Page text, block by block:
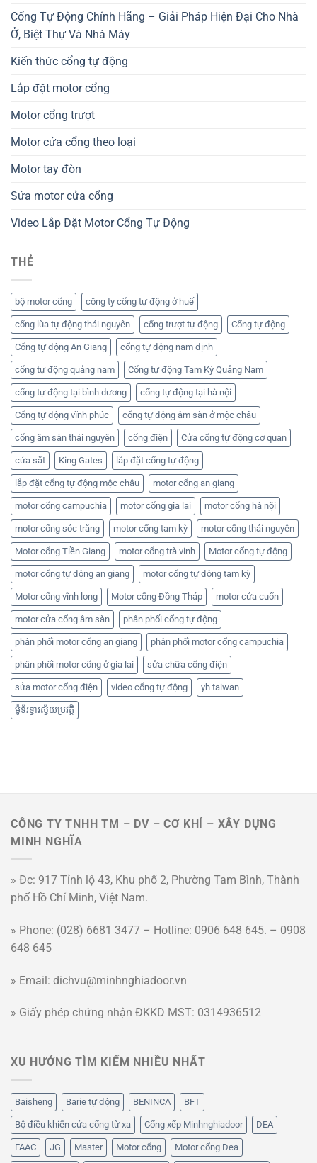
Cổng Tự Động Chính Hãng – Giải Pháp Hiện Đại Cho Nhà
Ở, Biệt Thự Và Nhà Máy
Kiến thức cổng tự động
Lắp đặt motor cổng
Motor cổng trượt
Motor cửa cổng theo loại
Motor tay đòn
Sửa motor cửa cổng
Video Lắp Đặt Motor Cổng Tự Động
THẺ
bộ motor cổng công ty cổng tự động ở huế
cổng lùa tự động thái nguyên cổng trượt tự động Cổng tự động
Cổng tự động An Giang cổng tự động nam định
cổng tự động quảng nam Cổng tự động Tam Kỳ Quảng Nam
cổng tự động tại bình dương cổng tự động tại hà nội
Cổng tự động vĩnh phúc cổng tự động âm sàn ở mộc châu
cổng âm sàn thái nguyên cổng điện Cửa cổng tự động cơ quan
cửa sắt King Gates lắp đặt cổng tự động
lắp đặt cổng tự động mộc châu motor cổng an giang
motor cổng campuchia motor cổng gia lai motor cổng hà nội
motor cổng sóc trăng motor cổng tam kỳ motor cổng thái nguyên
Motor cổng Tiền Giang motor cổng trà vinh Motor cổng tự động
motor cổng tự động an giang motor cổng tự động tam kỳ
Motor cổng vĩnh long Motor cổng Đồng Tháp motor cửa cuốn
motor cửa cổng âm sàn phân phối cổng tự động
phân phối motor cổng an giang phân phối motor cổng campuchia
phân phối motor cổng ở gia lai sửa chữa cổng điện
sửa motor cổng điện video cổng tự động yh taiwan
ម៉ូទ័រទ្វារស្វ័យប្រវត្តិ
CÔNG TY TNHH TM – DV – CƠ KHÍ – XÂY DỰNG
MINH NGHĨA
» Đc: 917 Tỉnh lộ 43, Khu phố 2, Phường Tam Bình, Thành
phố Hồ Chí Minh, Việt Nam.
» Phone: (028) 6681 3477 – Hotline: 0906 648 645. – 0908
648 645
» Email: dichvu@minhnghiadoor.vn
» Giấy phép chứng nhận ĐKKD MST: 0314936512
XU HƯỚNG TÌM KIẾM NHIỀU NHẤT
Baisheng Barie tự động BENINCA BFT
Bộ điều khiển cửa cổng từ xa Cổng xếp Minhnghiadoor DEA
FAAC JG Master Motor cổng Motor cổng Dea